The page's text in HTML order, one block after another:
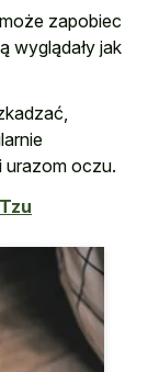
zapobiec
wyglądały jak
urazom oczu.